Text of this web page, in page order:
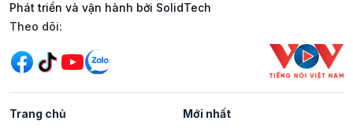
Phát triển và vận hành bởi SolidTech
Mạng xã hội
Theo dõi:
Trang chủ Mới nhất